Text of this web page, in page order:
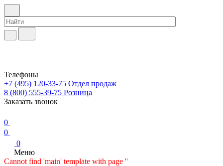
Телефоны
+7 (495) 120-33-75 Отдел продаж
8 (800) 555-39-75 Розница
Заказать звонок
0
0
0
Меню
Cannot find 'main' template with page ''